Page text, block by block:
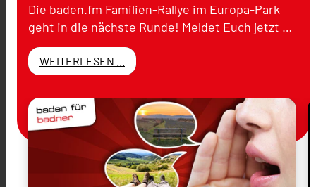
Die baden.fm Familien-Rallye im Europa-Park
geht in die nächste Runde! Meldet Euch jetzt …
WEITERLESEN ...